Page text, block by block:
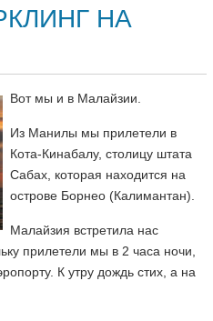
НА
Вот мы и в Малайзии.
Из Манилы мы прилетели в
Кота-Кинабалу, столицу штата
Сабах, которая находится на
острове Борнео (Калимантан).
Малайзия встретила нас
прилетели мы в 2 часа ночи,
К утру дождь стих, а на